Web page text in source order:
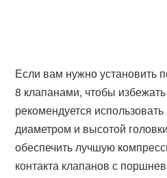
Если вам нужно установить
8 клапанами, чтобы
рекомендуется
диаметром и высотой
обеспечить лучшую
контакта клапанов с